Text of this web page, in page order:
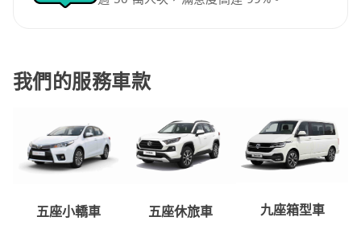
我們的服務車款
五座小轎車
五座休旅車
九座箱型車